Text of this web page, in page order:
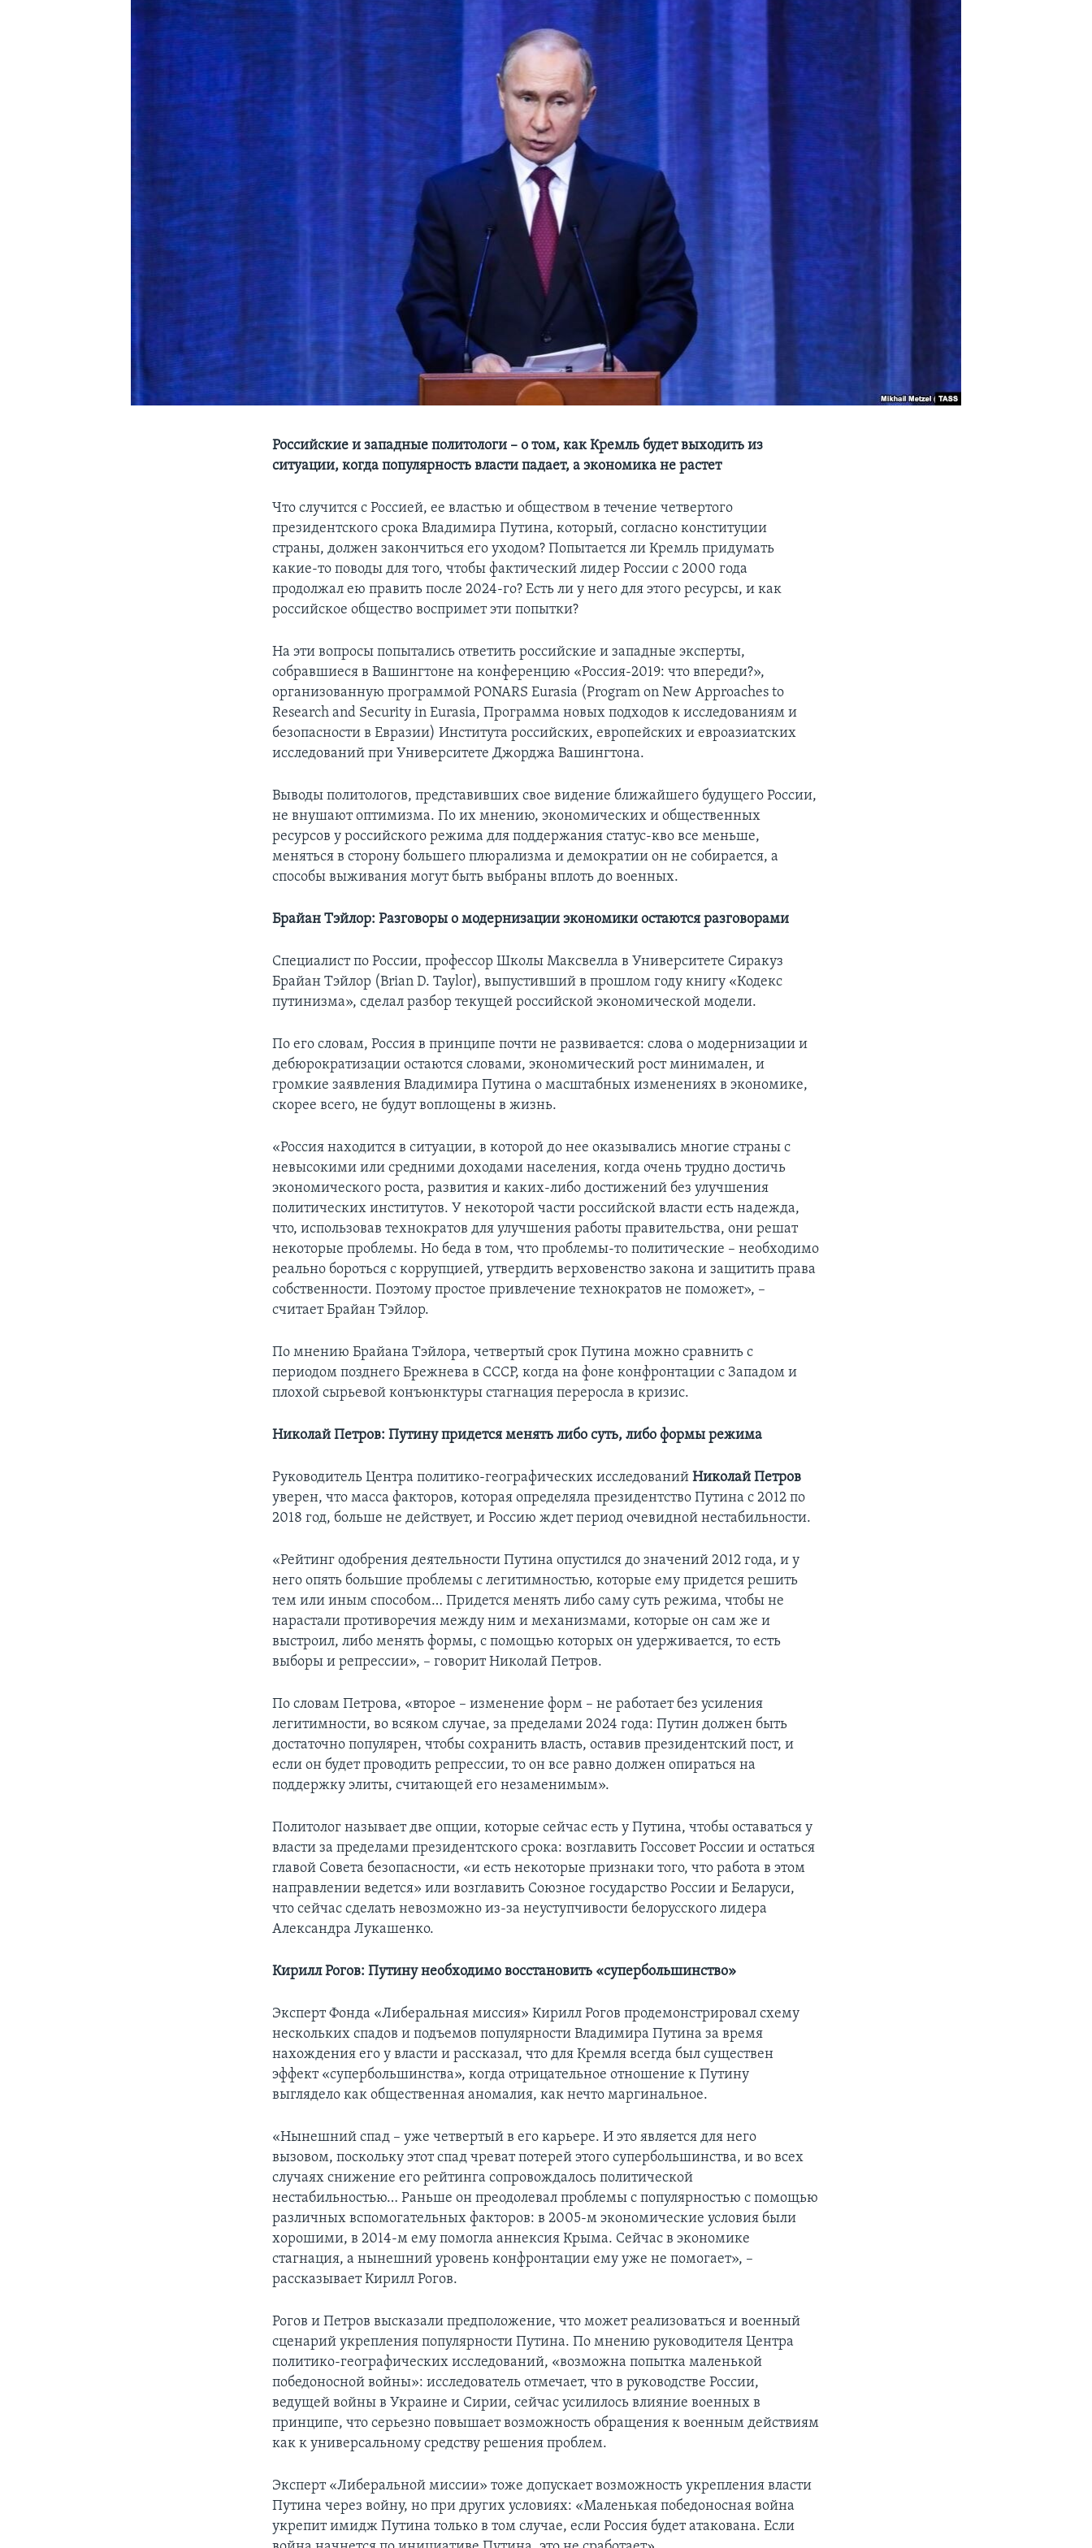
Российские и западные политологи – о том, как Кремль будет выходить из
ситуации, когда популярность власти падает, а экономика не растет
Что случится с Россией, ее властью и обществом в течение четвертого
президентского срока Владимира Путина, который, согласно конституции
страны, должен закончиться его уходом? Попытается ли Кремль придумать
какие-то поводы для того, чтобы фактический лидер России с 2000 года
продолжал ею править после 2024-го? Есть ли у него для этого ресурсы, и как
российское общество воспримет эти попытки?
На эти вопросы попытались ответить российские и западные эксперты,
собравшиеся в Вашингтоне на конференцию «Россия-2019: что впереди?»,
организованную программой PONARS Eurasia (Program on New Approaches to
Research and Security in Eurasia, Программа новых подходов к исследованиям и
безопасности в Евразии) Института российских, европейских и евроазиатских
исследований при Университете Джорджа Вашингтона.
Выводы политологов, представивших свое видение ближайшего будущего России,
не внушают оптимизма. По их мнению, экономических и общественных
ресурсов у российского режима для поддержания статус-кво все меньше,
меняться в сторону большего плюрализма и демократии он не собирается, а
способы выживания могут быть выбраны вплоть до военных.
Брайан Тэйлор: Разговоры о модернизации экономики остаются разговорами
Специалист по России, профессор Школы Максвелла в Университете Сиракуз
Брайан Тэйлор (Brian D. Taylor), выпустивший в прошлом году книгу «Кодекс
путинизма», сделал разбор текущей российской экономической модели.
По его словам, Россия в принципе почти не развивается: слова о модернизации и
дебюрократизации остаются словами, экономический рост минимален, и
громкие заявления Владимира Путина о масштабных изменениях в экономике,
скорее всего, не будут воплощены в жизнь.
«Россия находится в ситуации, в которой до нее оказывались многие страны с
невысокими или средними доходами населения, когда очень трудно достичь
экономического роста, развития и каких-либо достижений без улучшения
политических институтов. У некоторой части российской власти есть надежда,
что, использовав технократов для улучшения работы правительства, они решат
некоторые проблемы. Но беда в том, что проблемы-то политические – необходимо
реально бороться с коррупцией, утвердить верховенство закона и защитить права
собственности. Поэтому простое привлечение технократов не поможет», –
считает Брайан Тэйлор.
По мнению Брайана Тэйлора, четвертый срок Путина можно сравнить с
периодом позднего Брежнева в СССР, когда на фоне конфронтации с Западом и
плохой сырьевой конъюнктуры стагнация переросла в кризис.
Николай Петров: Путину придется менять либо суть, либо формы режима
Руководитель Центра политико-географических исследованийНиколай Петров
уверен, что масса факторов, которая определяла президентство Путина с 2012 по
2018 год, больше не действует, и Россию ждет период очевидной нестабильности.
«Рейтинг одобрения деятельности Путина опустился до значений 2012 года, и у
него опять большие проблемы с легитимностью, которые ему придется решить
тем или иным способом… Придется менять либо саму суть режима, чтобы не
нарастали противоречия между ним и механизмами, которые он сам же и
выстроил, либо менять формы, с помощью которых он удерживается, то есть
выборы и репрессии», – говорит Николай Петров.
По словам Петрова, «второе – изменение форм – не работает без усиления
легитимности, во всяком случае, за пределами 2024 года: Путин должен быть
достаточно популярен, чтобы сохранить власть, оставив президентский пост, и
если он будет проводить репрессии, то он все равно должен опираться на
поддержку элиты, считающей его незаменимым».
Политолог называет две опции, которые сейчас есть у Путина, чтобы оставаться у
власти за пределами президентского срока: возглавить Госсовет России и остаться
главой Совета безопасности, «и есть некоторые признаки того, что работа в этом
направлении ведется» или возглавить Союзное государство России и Беларуси,
что сейчас сделать невозможно из-за неуступчивости белорусского лидера
Александра Лукашенко.
Кирилл Рогов: Путину необходимо восстановить «супербольшинство»
Эксперт Фонда «Либеральная миссия» Кирилл Рогов продемонстрировал схему
нескольких спадов и подъемов популярности Владимира Путина за время
нахождения его у власти и рассказал, что для Кремля всегда был существен
эффект «супербольшинства», когда отрицательное отношение к Путину
выглядело как общественная аномалия, как нечто маргинальное.
«Нынешний спад – уже четвертый в его карьере. И это является для него
вызовом, поскольку этот спад чреват потерей этого супербольшинства, и во всех
случаях снижение его рейтинга сопровождалось политической
нестабильностью… Раньше он преодолевал проблемы с популярностью с помощью
различных вспомогательных факторов: в 2005-м экономические условия были
хорошими, в 2014-м ему помогла аннексия Крыма. Сейчас в экономике
стагнация, а нынешний уровень конфронтации ему уже не помогает», –
рассказывает Кирилл Рогов.
Рогов и Петров высказали предположение, что может реализоваться и военный
сценарий укрепления популярности Путина. По мнению руководителя Центра
политико-географических исследований, «возможна попытка маленькой
победоносной войны»: исследователь отмечает, что в руководстве России,
ведущей войны в Украине и Сирии, сейчас усилилось влияние военных в
принципе, что серьезно повышает возможность обращения к военным действиям
как к универсальному средству решения проблем.
Эксперт «Либеральной миссии» тоже допускает возможность укрепления власти
Путина через войну, но при других условиях: «Маленькая победоносная война
укрепит имидж Путина только в том случае, если Россия будет атакована. Если